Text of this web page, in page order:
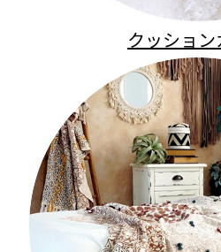
クッション